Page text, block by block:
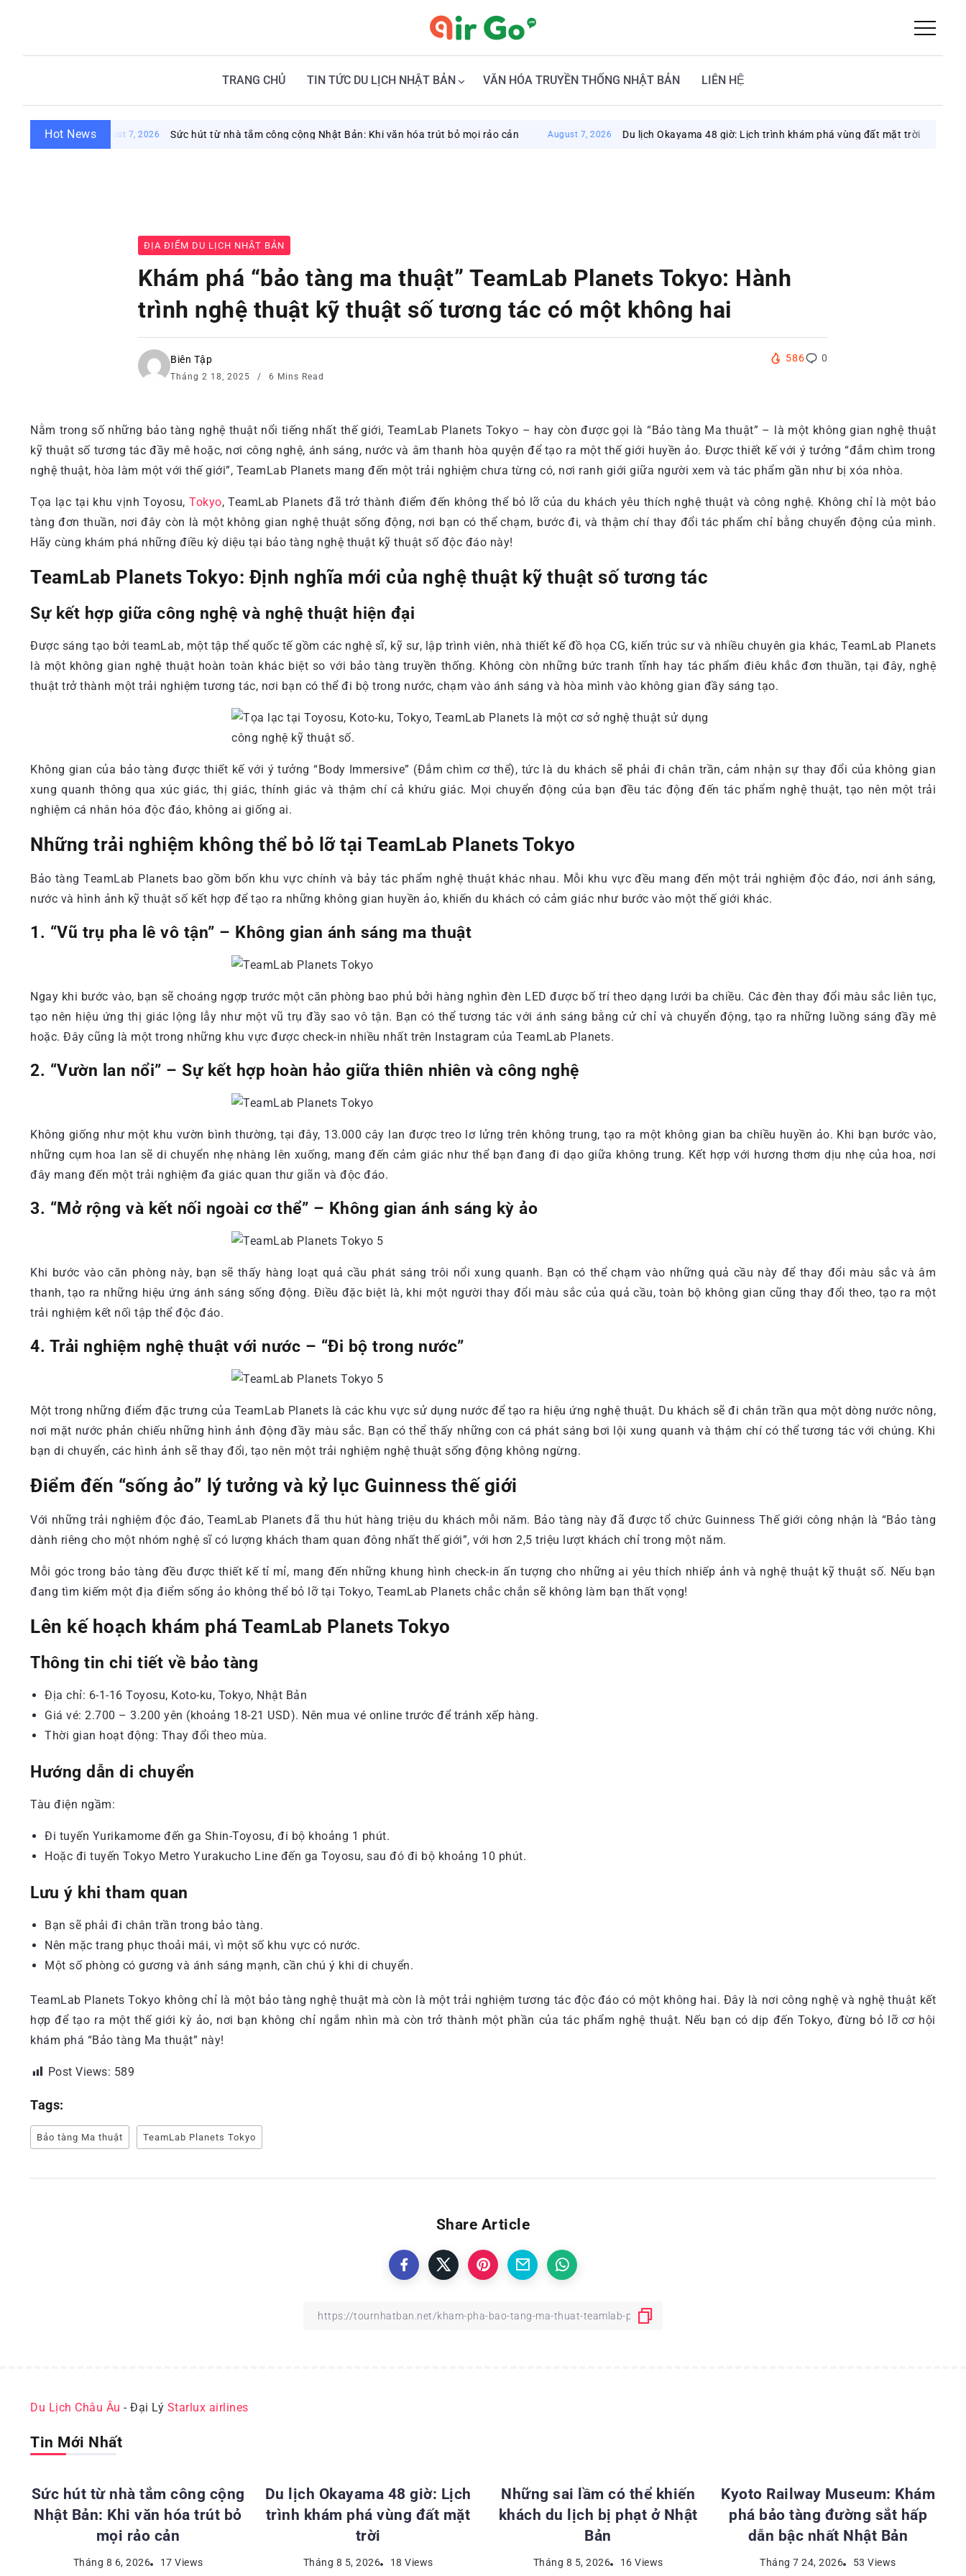
TRANG CHỦ TIN TỨC DU LỊCH NHẬT BẢN VĂN HÓA TRUYỀN THỐNG NHẬT BẢN LIÊN HỆ
Hot News
August 7, 2026 Sức hút từ nhà tắm công cộng Nhật Bản: Khi văn hóa trút bỏ mọi rảo cản August 7, 2026 Du lịch Okayama 48 giờ: Lịch trình khám phá vùng đất mặt trời August 7, 2026
ĐỊA ĐIỂM DU LỊCH NHẬT BẢN
Khám phá “bảo tàng ma thuật” TeamLab Planets Tokyo: Hành
trình nghệ thuật kỹ thuật số tương tác có một không hai
Biên Tập
Tháng 2 18, 2025 6 Mins Read
586 0
Nằm trong số những bảo tàng nghệ thuật nổi tiếng nhất thế giới, TeamLab Planets Tokyo – hay còn được gọi là “Bảo tàng Ma thuật” – là một không gian nghệ thuật
kỹ thuật số tương tác đầy mê hoặc, nơi công nghệ, ánh sáng, nước và âm thanh hòa quyện để tạo ra một thế giới huyền ảo. Được thiết kế với ý tưởng “đắm chìm trong
nghệ thuật, hòa làm một với thế giới”, TeamLab Planets mang đến một trải nghiệm chưa từng có, nơi ranh giới giữa người xem và tác phẩm gần như bị xóa nhòa.
Tọa lạc tại khu vịnh Toyosu,Tokyo, TeamLab Planets đã trở thành điểm đến không thể bỏ lỡ của du khách yêu thích nghệ thuật và công nghệ. Không chỉ là một bảo
tàng đơn thuần, nơi đây còn là một không gian nghệ thuật sống động, nơi bạn có thể chạm, bước đi, và thậm chí thay đổi tác phẩm chỉ bằng chuyển động của mình.
Hãy cùng khám phá những điều kỳ diệu tại bảo tàng nghệ thuật kỹ thuật số độc đáo này!
TeamLab Planets Tokyo: Định nghĩa mới của nghệ thuật kỹ thuật số tương tác
Sự kết hợp giữa công nghệ và nghệ thuật hiện đại
Được sáng tạo bởi teamLab, một tập thể quốc tế gồm các nghệ sĩ, kỹ sư, lập trình viên, nhà thiết kế đồ họa CG, kiến trúc sư và nhiều chuyên gia khác, TeamLab Planets
là một không gian nghệ thuật hoàn toàn khác biệt so với bảo tàng truyền thống. Không còn những bức tranh tĩnh hay tác phẩm điêu khắc đơn thuần, tại đây, nghệ
thuật trở thành một trải nghiệm tương tác, nơi bạn có thể đi bộ trong nước, chạm vào ánh sáng và hòa mình vào không gian đầy sáng tạo.
Không gian của bảo tàng được thiết kế với ý tưởng “Body Immersive” (Đắm chìm cơ thể), tức là du khách sẽ phải đi chân trần, cảm nhận sự thay đổi của không gian
xung quanh thông qua xúc giác, thị giác, thính giác và thậm chí cả khứu giác. Mọi chuyển động của bạn đều tác động đến tác phẩm nghệ thuật, tạo nên một trải
nghiệm cá nhân hóa độc đáo, không ai giống ai.
Những trải nghiệm không thể bỏ lỡ tại TeamLab Planets Tokyo
Bảo tàng TeamLab Planets bao gồm bốn khu vực chính và bảy tác phẩm nghệ thuật khác nhau. Mỗi khu vực đều mang đến một trải nghiệm độc đáo, nơi ánh sáng,
nước và hình ảnh kỹ thuật số kết hợp để tạo ra những không gian huyền ảo, khiến du khách có cảm giác như bước vào một thế giới khác.
1. “Vũ trụ pha lê vô tận” – Không gian ánh sáng ma thuật
Ngay khi bước vào, bạn sẽ choáng ngợp trước một căn phòng bao phủ bởi hàng nghìn đèn LED được bố trí theo dạng lưới ba chiều. Các đèn thay đổi màu sắc liên tục,
tạo nên hiệu ứng thị giác lộng lẫy như một vũ trụ đầy sao vô tận. Bạn có thể tương tác với ánh sáng bằng cử chỉ và chuyển động, tạo ra những luồng sáng đầy mê
hoặc. Đây cũng là một trong những khu vực được check-in nhiều nhất trên Instagram của TeamLab Planets.
2. “Vườn lan nổi” – Sự kết hợp hoàn hảo giữa thiên nhiên và công nghệ
Không giống như một khu vườn bình thường, tại đây, 13.000 cây lan được treo lơ lửng trên không trung, tạo ra một không gian ba chiều huyền ảo. Khi bạn bước vào,
những cụm hoa lan sẽ di chuyển nhẹ nhàng lên xuống, mang đến cảm giác như thể bạn đang đi dạo giữa không trung. Kết hợp với hương thơm dịu nhẹ của hoa, nơi
đây mang đến một trải nghiệm đa giác quan thư giãn và độc đáo.
3. “Mở rộng và kết nối ngoài cơ thể” – Không gian ánh sáng kỳ ảo
Khi bước vào căn phòng này, bạn sẽ thấy hàng loạt quả cầu phát sáng trôi nổi xung quanh. Bạn có thể chạm vào những quả cầu này để thay đổi màu sắc và âm
thanh, tạo ra những hiệu ứng ánh sáng sống động. Điều đặc biệt là, khi một người thay đổi màu sắc của quả cầu, toàn bộ không gian cũng thay đổi theo, tạo ra một
trải nghiệm kết nối tập thể độc đáo.
4. Trải nghiệm nghệ thuật với nước – “Đi bộ trong nước”
Một trong những điểm đặc trưng của TeamLab Planets là các khu vực sử dụng nước để tạo ra hiệu ứng nghệ thuật. Du khách sẽ đi chân trần qua một dòng nước nông,
nơi mặt nước phản chiếu những hình ảnh động đầy màu sắc. Bạn có thể thấy những con cá phát sáng bơi lội xung quanh và thậm chí có thể tương tác với chúng. Khi
bạn di chuyển, các hình ảnh sẽ thay đổi, tạo nên một trải nghiệm nghệ thuật sống động không ngừng.
Điểm đến “sống ảo” lý tưởng và kỷ lục Guinness thế giới
Với những trải nghiệm độc đáo, TeamLab Planets đã thu hút hàng triệu du khách mỗi năm. Bảo tàng này đã được tổ chức Guinness Thế giới công nhận là “Bảo tàng
dành riêng cho một nhóm nghệ sĩ có lượng khách tham quan đông nhất thế giới”, với hơn 2,5 triệu lượt khách chỉ trong một năm.
Mỗi góc trong bảo tàng đều được thiết kế tỉ mỉ, mang đến những khung hình check-in ấn tượng cho những ai yêu thích nhiếp ảnh và nghệ thuật kỹ thuật số. Nếu bạn
đang tìm kiếm một địa điểm sống ảo không thể bỏ lỡ tại Tokyo, TeamLab Planets chắc chắn sẽ không làm bạn thất vọng!
Lên kế hoạch khám phá TeamLab Planets Tokyo
Thông tin chi tiết về bảo tàng
Địa chỉ: 6-1-16 Toyosu, Koto-ku, Tokyo, Nhật Bản
Giá vé: 2.700 – 3.200 yên (khoảng 18-21 USD). Nên mua vé online trước để tránh xếp hàng.
Thời gian hoạt động: Thay đổi theo mùa.
Hướng dẫn di chuyển
Tàu điện ngầm:
Đi tuyến Yurikamome đến ga Shin-Toyosu, đi bộ khoảng 1 phút.
Hoặc đi tuyến Tokyo Metro Yurakucho Line đến ga Toyosu, sau đó đi bộ khoảng 10 phút.
Lưu ý khi tham quan
Bạn sẽ phải đi chân trần trong bảo tàng.
Nên mặc trang phục thoải mái, vì một số khu vực có nước.
Một số phòng có gương và ánh sáng mạnh, cần chú ý khi di chuyển.
TeamLab Planets Tokyo không chỉ là một bảo tàng nghệ thuật mà còn là một trải nghiệm tương tác độc đáo có một không hai. Đây là nơi công nghệ và nghệ thuật kết
hợp để tạo ra một thế giới kỳ ảo, nơi bạn không chỉ ngắm nhìn mà còn trở thành một phần của tác phẩm nghệ thuật. Nếu bạn có dịp đến Tokyo, đừng bỏ lỡ cơ hội
khám phá “Bảo tàng Ma thuật” này!
Post Views: 589
Tags:
Bảo tàng Ma thuật TeamLab Planets Tokyo
Share Article
Du Lịch Châu Âu - Đại Lý Starlux airlines
Tin Mới Nhất
ĐỊA ĐIỂM DU LỊCH NHẬT BẢN
Sức hút từ nhà tắm công cộng
Nhật Bản: Khi văn hóa trút bỏ
mọi rảo cản
Tháng 8 6, 2026 17 Views
Du lịch Okayama 48 giờ: Lịch
trình khám phá vùng đất mặt
trời
Tháng 8 5, 2026 18 Views
Những sai lầm có thể khiến
khách du lịch bị phạt ở Nhật
Bản
Tháng 8 5, 2026 16 Views
Kyoto Railway Museum: Khám
phá bảo tàng đường sắt hấp
dẫn bậc nhất Nhật Bản
Tháng 7 24, 2026 53 Views